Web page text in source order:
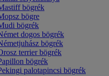
bögrék
bögre
bögrék
dogos bögrék
bögrék
terrier bögrék
bögrék
palotapincsi bögrék